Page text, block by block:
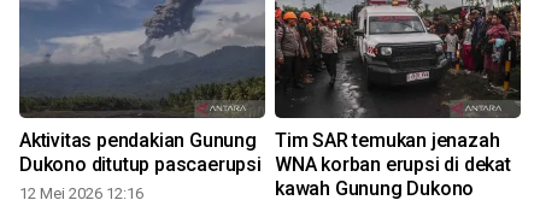
Aktivitas pendakian Gunung
Dukono ditutup pascaerupsi
12 Mei 2026 12:16
Tim SAR temukan jenazah
WNA korban erupsi di dekat
kawah Gunung Dukono